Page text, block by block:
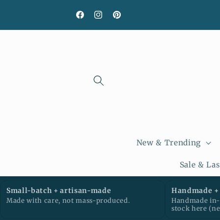
contenu
FacebookInstagramPinterest
New & Trending
Sale &
Small-batch + artisan-made
Made with care, not mass-produced.
Handmade
Handmade
stock here